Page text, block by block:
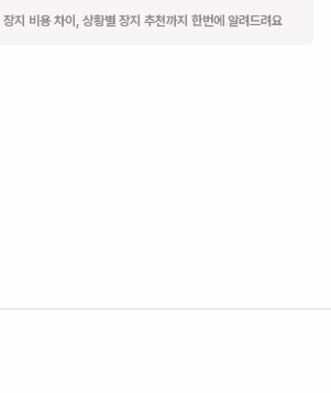
지 비용 차이, 상황별 장지 추천까지 한번에 알려드려요